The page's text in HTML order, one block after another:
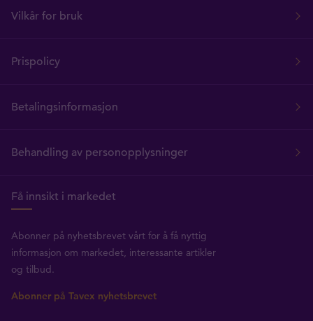
Vilkår for bruk
Prispolicy
Betalingsinformasjon
Behandling av personopplysninger
Få innsikt i markedet
Abonner på nyhetsbrevet vårt for å få nyttig
informasjon om markedet, interessante artikler
og tilbud.
Abonner på Tavex nyhetsbrevet